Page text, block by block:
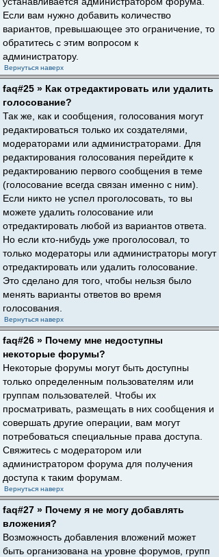
Если вам нужно добавить количество
вариантов, превышающее это ограничение, то
обратитесь с этим вопросом к
администратору.
Вернуться наверх
faq#25 » Как отредактировать или удалить
голосование?
Так же, как и сообщения, голосования могут
редактироваться только их создателями,
модераторами или администраторами. Для
редактирования голосования перейдите к
редактированию первого сообщения в теме
(голосование всегда связан именно с ним).
Если никто не успел проголосовать, то вы
можете удалить голосование или
отредактировать любой из вариантов ответа.
Но если кто-нибудь уже проголосовал, то
только модераторы или администраторы могут
отредактировать или удалить голосование.
Это сделано для того, чтобы нельзя было
менять варианты ответов во время
голосования.
Вернуться наверх
faq#26 » Почему мне недоступны
некоторые форумы?
Некоторые форумы могут быть доступны
только определенным пользователям или
группам пользователей. Чтобы их
просматривать, размещать в них сообщения и
совершать другие операции, вам могут
потребоваться специальные права доступа.
Свяжитесь с модератором или
администратором форума для получения
доступа к таким форумам.
Вернуться наверх
faq#27 » Почему я не могу добавлять
вложения?
Возможность добавления вложений может
быть организована на уровне форумов, групп